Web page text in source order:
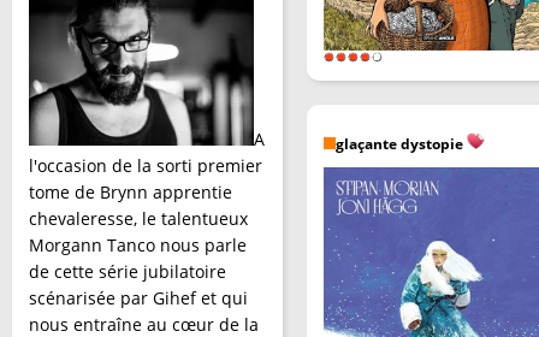
A
l'occasion de la sorti premier
tome de Brynn apprentie
chevaleresse, le talentueux
Morgann Tanco nous parle
de cette série jubilatoire
scénarisée par Gihef et qui
nous entraîne au cœur de la
glaçante dystopie